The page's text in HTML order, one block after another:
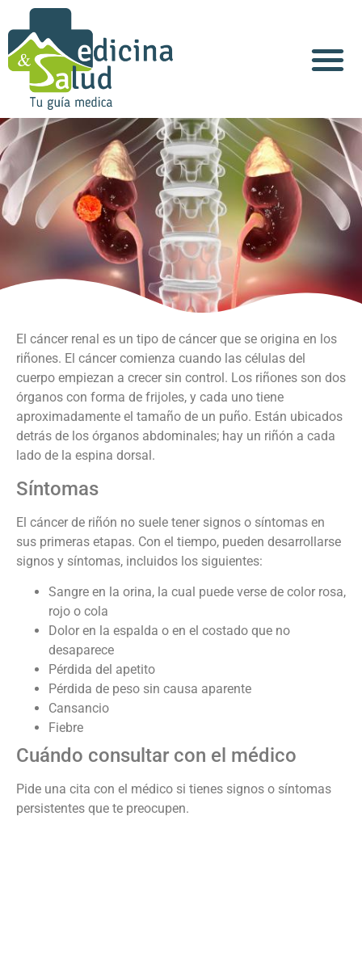
El cáncer renal es un tipo de cáncer que se origina en los
riñones. El cáncer comienza cuando las células del
cuerpo empiezan a crecer sin control. Los riñones son dos
órganos con forma de frijoles, y cada uno tiene
aproximadamente el tamaño de un puño. Están ubicados
detrás de los órganos abdominales; hay un riñón a cada
lado de la espina dorsal.
Síntomas
El cáncer de riñón no suele tener signos o síntomas en
sus primeras etapas. Con el tiempo, pueden desarrollarse
signos y síntomas, incluidos los siguientes:
Sangre en la orina, la cual puede verse de color rosa,
rojo o cola
Dolor en la espalda o en el costado que no
desaparece
Pérdida del apetito
Pérdida de peso sin causa aparente
Cansancio
Fiebre
Cuándo consultar con el médico
Pide una cita con el médico si tienes signos o síntomas
persistentes que te preocupen.